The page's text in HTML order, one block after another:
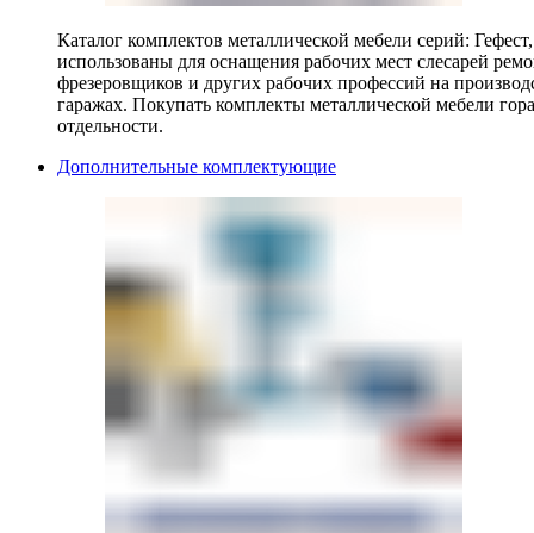
Каталог комплектов металлической мебели серий:
использованы для оснащения рабочих мест слесарей
фрезеровщиков и других рабочих профессий на
гаражах. Покупать комплекты металлической мебели
отдельности.
Дополнительные комплектующие